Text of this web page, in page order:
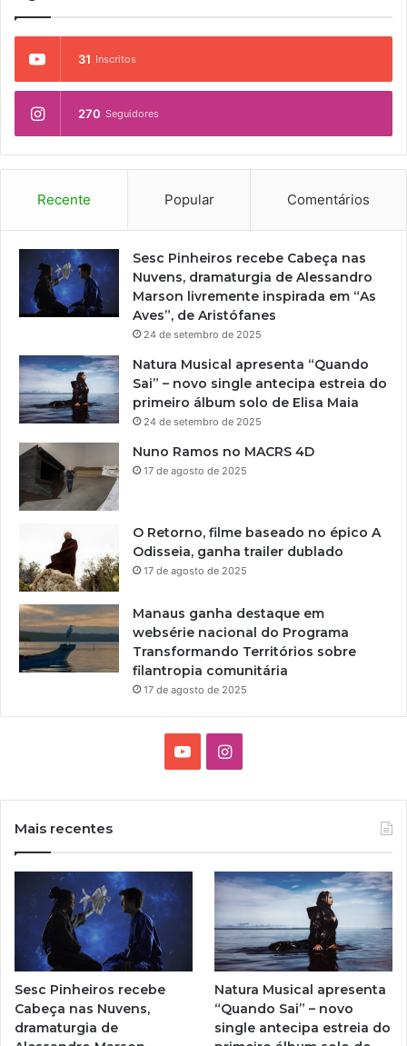
31 Inscritos
270 Seguidores
Recente Popular Comentários
Sesc Pinheiros recebe Cabeça nas
Nuvens, dramaturgia de Alessandro
Marson livremente inspirada em “As
Aves”, de Aristófanes
24 de setembro de 2025
Natura Musical apresenta “Quando
Sai” – novo single antecipa estreia do
primeiro álbum solo de Elisa Maia
24 de setembro de 2025
Nuno Ramos no MACRS 4D
17 de agosto de 2025
O Retorno, filme baseado no épico A
Odisseia, ganha trailer dublado
17 de agosto de 2025
Manaus ganha destaque em
websérie nacional do Programa
Transformando Territórios sobre
filantropia comunitária
17 de agosto de 2025
T
e
I
t
g
r
a
m
Mais recentes
Sesc Pinheiros recebe
Cabeça nas Nuvens,
dramaturgia de
Natura Musical apresenta
“Quando Sai” – novo
single antecipa estreia do